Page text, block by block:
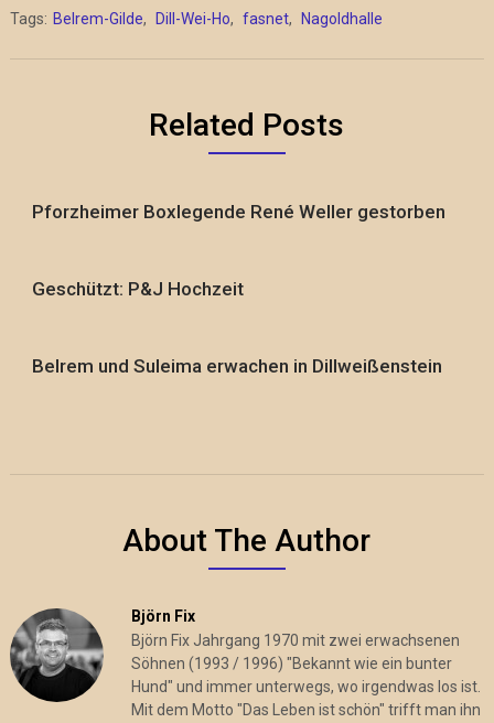
Tags: Belrem-Gilde, Dill-Wei-Ho, fasnet, Nagoldhalle
Related Posts
Pforzheimer Boxlegende René Weller gestorben
Geschützt: P&J Hochzeit
Belrem und Suleima erwachen in Dillweißenstein
About The Author
Björn Fix
Björn Fix Jahrgang 1970 mit zwei erwachsenen
Söhnen (1993 / 1996) "Bekannt wie ein bunter
Hund" und immer unterwegs, wo irgendwas los ist.
Mit dem Motto "Das Leben ist schön" trifft man ihn